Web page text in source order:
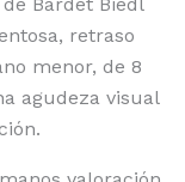
retraso
menor, de 8
agudeza visual